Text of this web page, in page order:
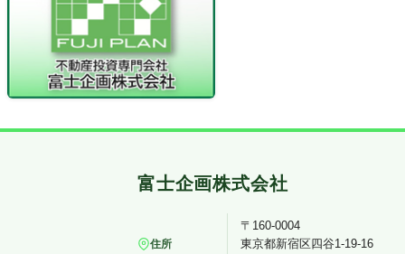
住所
〒160-0004
東京都新宿区四谷1-19-16